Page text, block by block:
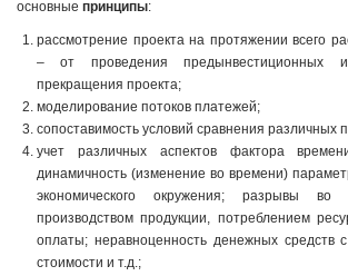
основные принципы:
рассмотрение проекта на протяжении всего
– от проведения предынвестиционных
прекращения проекта;
моделирование потоков платежей;
сопоставимость условий сравнения различных
учет различных аспектов фактора
динамичность (изменение во времени)
экономического окружения; разрывы
производством продукции, потреблением
оплаты; неравноценность денежных средств
стоимости и т.д.;